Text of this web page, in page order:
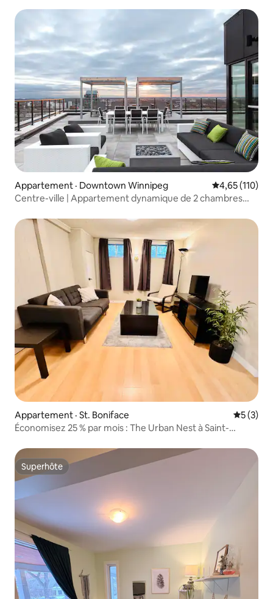
Appartement · Downtown Winnipeg Note
4,65 (110)
Centre-ville | Appartement dynamique de 2 chambres
Appartement · St. Boniface Note
5 (3)
Économisez 25 % par mois : The Urban Nest à Saint-
Superhôte
Superhôte